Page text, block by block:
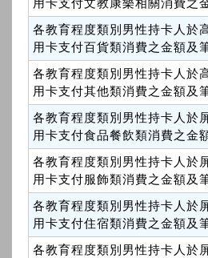
用卡支付文教康樂相關消費之
各教育程度類別男性持卡人於
用卡支付百貨類消費之金額及
各教育程度類別男性持卡人於
用卡支付其他類消費之金額及
各教育程度類別男性持卡人於
用卡支付食品餐飲類消費之金
各教育程度類別男性持卡人於
用卡支付服飾類消費之金額及
各教育程度類別男性持卡人於
用卡支付住宿類消費之金額及
各教育程度類別男性持卡人於